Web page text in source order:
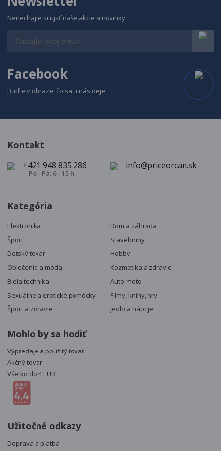
Nenechajte si ujsť naše akcie a novinky
Facebook
Buďte v obraze, čo sa u nás deje
Kontakt
+421 948 835 286
Po - Pá: 6 - 15 h
info@priceorcan.sk
Kategória
Elektronika
Dom a záhrada
Šport
Stavebniny
Detský tovar
Hobby
Oblečenie a móda
Kozmetika a zdravie
Biela technika
Auto-moto
Sexuálne a erotické pomôcky
Filmy, knihy, hry
Šport a zdravie
Jedlo a nápoje
Mohlo by sa hodiť
Výpredaje a použitý tovar
Akčný tovar
Všetko do 4 EUR
Užitočné odkazy
Doprava a platba